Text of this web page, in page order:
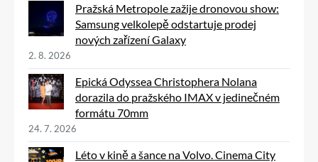
Pražská Metropole zažije dronovou show:
Samsung velkolepě odstartuje prodej
nových zařízení Galaxy
2. 8. 2026
Epická Odyssea Christophera Nolana
dorazila do pražského IMAX v jedinečném
formátu 70mm
24. 7. 2026
Léto v kině a šance na Volvo. Cinema City